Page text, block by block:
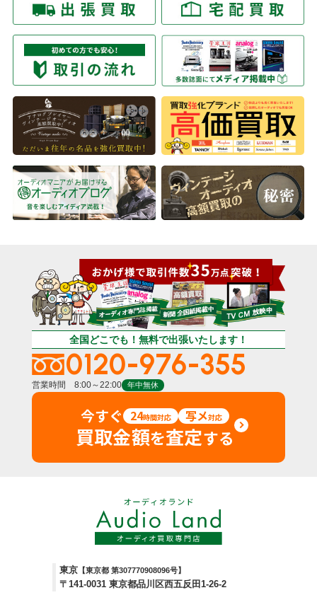
全国どこでも！無料で出張いたします！
0120-976-355
営業時間 8:00～22:00 年中無休
今すぐ 24時間対応 写メ対応
買取金額を査定する
東京 【東京都 第307770908096号】
〒141-0031 東京都品川区西五反田1-26-2